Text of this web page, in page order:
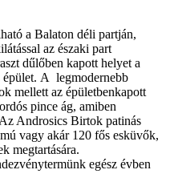
a Balaton déli partján,
az északi part
dűlőben kapott helyet a
épület. A legmodernebb
mellett az épületbenkapott
pince ág, amiben
Androsics Birtok patinás
vagy akár 120 fős esküvők,
megtartására.
egész évben